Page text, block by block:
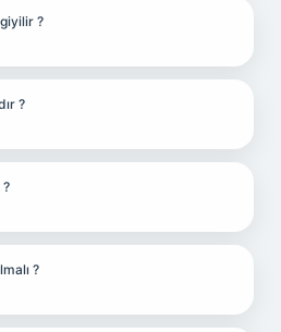
?
?
?